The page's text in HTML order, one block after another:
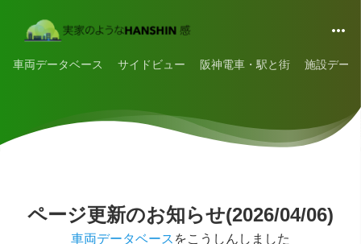
車両データベース サイドビュー 阪神電車・駅と街 施設デー
ページ更新のお知らせ(2026/04/06)
車両データベース をこうしんしました